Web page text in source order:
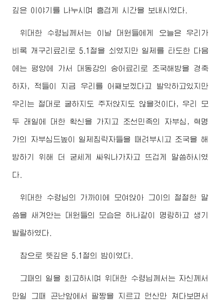
깊은 이야기를 나누시며 흥겹게 시간을 보내시였다.
위대한 수령님께서는 이날 대원들에게 오늘은 우리가
비록 개구리료리로 5.1절을 쇠였지만 일제를 타도한 다음
에는 평양에 가서 대동강의 숭어료리로 조국해방을 경축
하자, 적들이 지금 우리를 어째보겠다고 발악하고있지만
우리는 절대로 굴하지도 주저앉지도 않을것이다, 우리 모
두 래일에 대한 확신을 가지고 조선민족의 자부심, 혁명
가의 자부심드높이 일제침략자들을 때려부시고 조국을 해
방하기 위해 더 굳세게 싸워나가자고 뜨겁게 말씀하시였
다.
위대한 수령님 의 가까이에 모여앉아 그이의 절절한 말
씀을 새겨안는 대원들의 모습은 하나같이 명랑하고 생기
발랄하였다.
참으로 뜻깊은 5.1절의 밤이였다.
그때의 일을 회고하시며위대한 수령님께서 는 자신께서
만일 그때 곤난앞에서 팔짱을 지르고 먼산만 쳐다보면서